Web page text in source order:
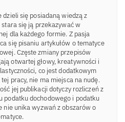
dzieli się posiadaną wiedzą z
stara się ją przekazywać w
dla każdego formie. Z pasja
się pisaniu artykułów o tematyce
Częste zmiany przepisów
otwartej głowy, kreatywności i
co jest dodatkowym
pracy, nie ma miejsca na nudę.
jej publikacji dotyczy rozliczeń z
podatku dochodowego i podatku
nie unika wyzwań z obszarów o